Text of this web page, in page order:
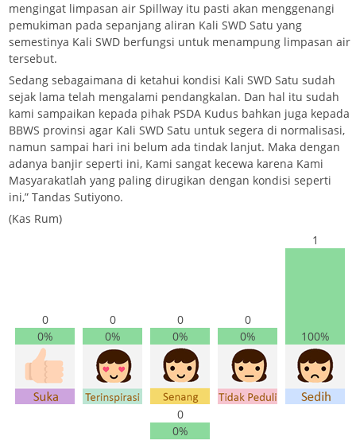
mengingat limpasan air Spillway itu pasti akan menggenangi
pemukiman pada sepanjang aliran Kali SWD Satu yang
semestinya Kali SWD berfungsi untuk menampung limpasan air
tersebut.
Sedang sebagaimana di ketahui kondisi Kali SWD Satu sudah
sejak lama telah mengalami pendangkalan. Dan hal itu sudah
kami sampaikan kepada pihak PSDA Kudus bahkan juga kepada
BBWS provinsi agar Kali SWD Satu untuk segera di normalisasi,
namun sampai hari ini belum ada tindak lanjut. Maka dengan
adanya banjir seperti ini, Kami sangat kecewa karena Kami
Masyarakatlah yang paling dirugikan dengan kondisi seperti
ini,” Tandas Sutiyono.
(Kas Rum)
0
0%
0
0%
0
0%
0
0%
1
100%
0
0%